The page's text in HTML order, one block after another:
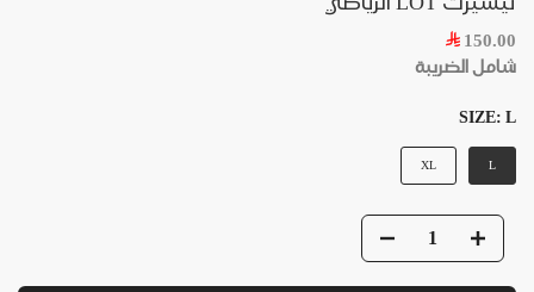
150.00
شامل الضريبة
SIZE: L
L
XL